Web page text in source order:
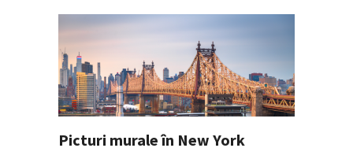
Picturi murale în New York